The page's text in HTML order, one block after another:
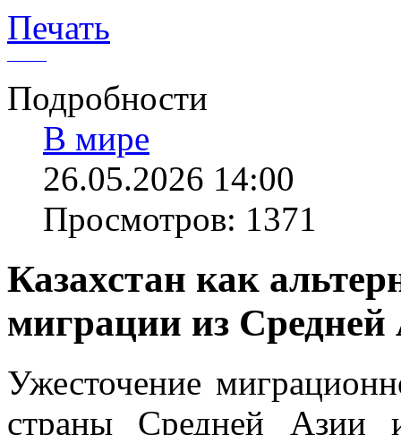
Печать
Подробности
В мире
26.05.2026 14:00
Просмотров: 1371
Казахстан как
миграции из
Ужесточение
страны Средней Азии